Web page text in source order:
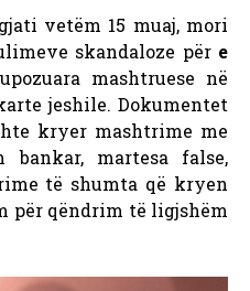
vetëm 15 muaj, mori
skandaloze për e
mashtruese në
jeshile. Dokumentet
kryer mashtrime me
martesa false,
të shumta që kryen
për qëndrim të ligjshëm